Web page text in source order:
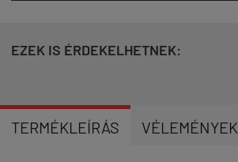
EZEK IS ÉRDEKELHETNEK:
TERMÉKLEÍRÁS VÉLEMÉNYEK